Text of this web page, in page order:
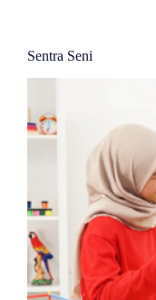
Sentra Seni